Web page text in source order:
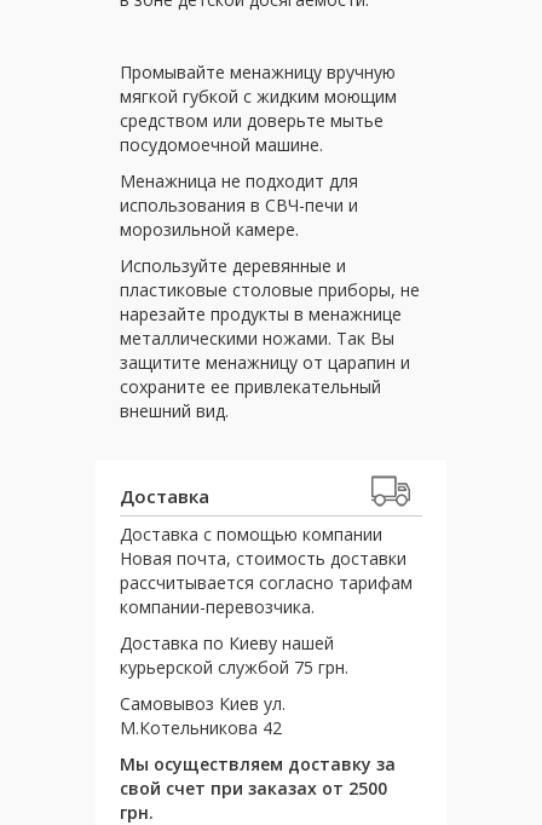
Промывайте менажницу вручную
мягкой губкой с жидким моющим
средством или доверьте мытье
посудомоечной машине.
Менажница не подходит для
использования в СВЧ-печи и
морозильной камере.
Используйте деревянные и
пластиковые столовые приборы, не
нарезайте продукты в менажнице
металлическими ножами. Так Вы
защитите менажницу от царапин и
сохраните ее привлекательный
внешний вид.
Доставка
Доставка с помощью компании
Новая почта, стоимость доставки
рассчитывается согласно тарифам
компании-перевозчика.
Доставка по Киеву нашей
курьерской службой 75 грн.
Самовывоз Киев ул.
М.Котельникова 42
Мы осуществляем доставку за
свой счет при заказах от 2500
грн.